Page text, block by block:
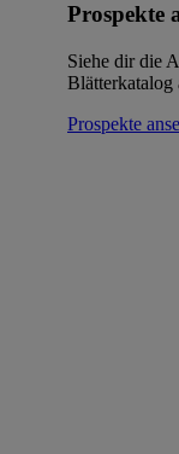
Prospekte
Siehe dir die
Blätterkatalog
Prospekte